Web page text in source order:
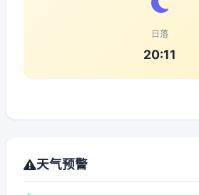
日落
20:11
天气预警